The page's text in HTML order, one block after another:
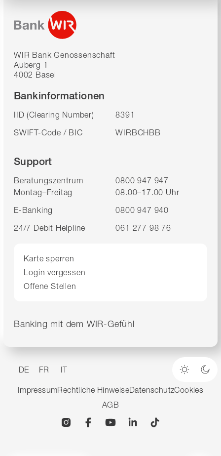
WIR Bank Genossenschaft
Auberg 1
4002 Basel
Bankinformationen
IID (Clearing Number)
8391
SWIFT-Code / BIC
WIRBCHBB
Support
Beratungszentrum
0800 947 947
Montag–Freitag
08.00–17.00 Uhr
E-Banking
0800 947 940
24/7 Debit Helpline
061 277 98 76
Karte sperren
Login vergessen
Offene Stellen
Banking mit dem WIR-Gefühl
DE FR IT
Heller
ImpressumRechtliche HinweiseDatenschutzCookies
AGB
InstagramFacebookYouTubeLinkedin